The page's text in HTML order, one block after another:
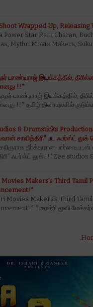
Wrapped Up, Releasing
Power Star Ram Charan,
Mythri Movie Makers,
பாண்டிராஜ் இயக்கத்தில்,
!!*
பாண்டிராஜ் இயக்கத்தில்,
!!* தமிழ் திரையுலகில்
& Drumsticks Productions
சாவித்திரி” பட ஃபர்ஸ்ட்
தீர்க்கமான பார்வையுடன்
ஃபர்ஸ்ட் லுக் !!*Zee studios
Makers’s Third Tamil
Movies Makers’s Third
*மைத்ரி மூவி மேக்கர்ஸ்